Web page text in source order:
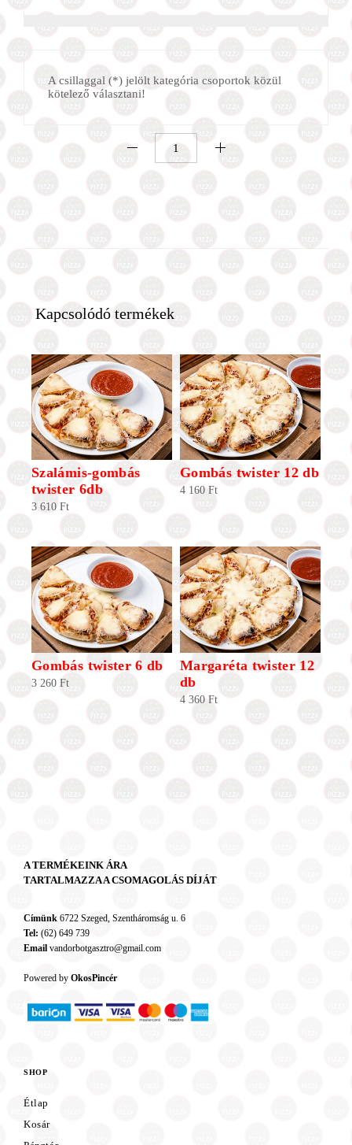
A csillaggal (*) jelölt kategória csoportok közül
kötelező választani!
mennyiség
Kapcsolódó termékek
Szalámis-gombás
twister 6db
3 610 Ft
Gombás twister 12 db
4 160 Ft
Gombás twister 6 db
3 260 Ft
Margaréta twister 12
db
4 360 Ft
A TERMÉKEINK ÁRA
TARTALMAZZA A CSOMAGOLÁS DÍJÁT
Címünk 6722 Szeged, Szentháromság u. 6
Tel: (62) 649 739
Email vandorbotgasztro@gmail.com
Powered by OkosPincér
SHOP
Étlap
Kosár